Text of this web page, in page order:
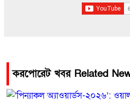
করপোরেট খবর Related